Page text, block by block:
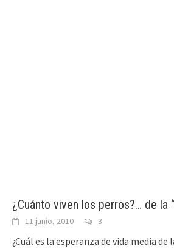
¿Cuánto viven los perros?… de la
11 junio, 2010 3
¿Cuál es la esperanza de vida media de